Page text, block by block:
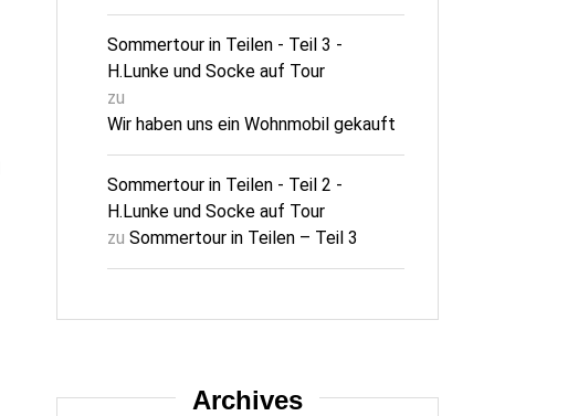
Sommertour in Teilen - Teil 3 -
H.Lunke und Socke auf Tour
zu
Wir haben uns ein Wohnmobil gekauft
Sommertour in Teilen - Teil 2 -
H.Lunke und Socke auf Tour
zu Sommertour in Teilen – Teil 3
Archives